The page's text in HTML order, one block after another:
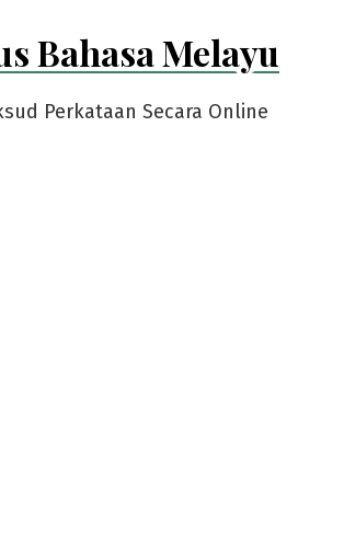
Bahasa Melayu
Perkataan Secara Online